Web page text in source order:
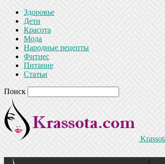
Здоровье
Дети
Красота
Мода
Народные рецепты
Фитнес
Питание
Статьи
Поиск